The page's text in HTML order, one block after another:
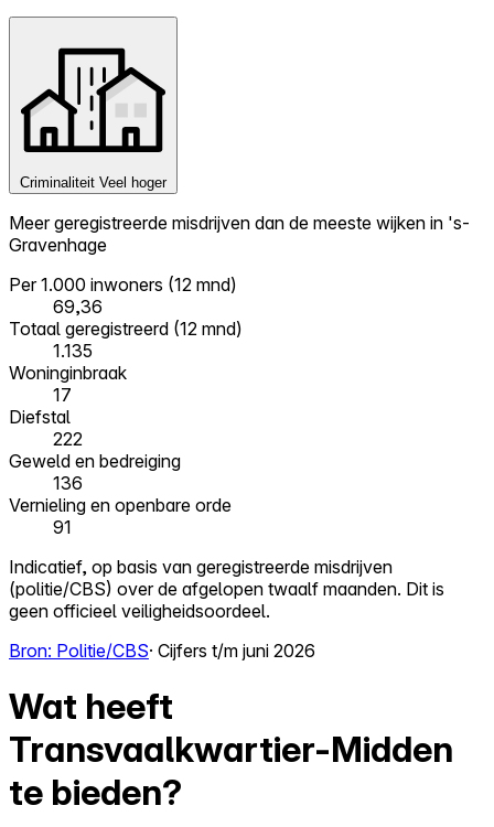
Criminaliteit Veel hoger
Meer geregistreerde misdrijven dan de meeste wijken in 's-
Gravenhage
Per 1.000 inwoners (12 mnd)
69,36
Totaal geregistreerd (12 mnd)
1.135
Woninginbraak
17
Diefstal
222
Geweld en bedreiging
136
Vernieling en openbare orde
91
Indicatief, op basis van geregistreerde misdrijven
(politie/CBS) over de afgelopen twaalf maanden. Dit is
geen officieel veiligheidsoordeel.
Bron: Politie/CBS· Cijfers t/m juni 2026
Wat heeft
Transvaalkwartier-Midden
te bieden?